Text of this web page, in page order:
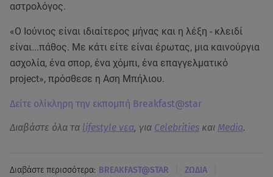
αστρολόγος.
«Ο Ιούνιος είναι ιδιαίτερος μήνας και η λέξη - κλειδί
είναι...πάθος. Με κάτι είτε είναι έρωτας, μια καινούργια
ασχολία, ένα σπορ, ένα χόμπι, ένα επαγγελματικό
project», πρόσθεσε η Αση Μπήλιου.
Δείτε ολίκληρη την εκπομπή Breakfast@star
Διαβάστε όλα τα lifestyle νεα, για Celebrities και Media.
Διαβάστε περισσότερα: BREAKFAST@STAR ΖΩΔΙΑ